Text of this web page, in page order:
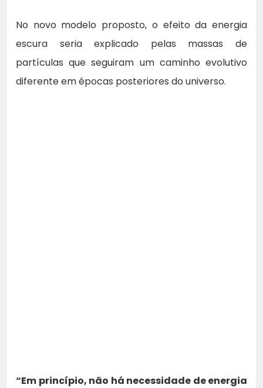
No novo modelo proposto, o efeito da energia
escura seria explicado pelas massas de
partículas que seguiram um caminho evolutivo
diferente em épocas posteriores do universo.
“Em princípio, não há necessidade de energia